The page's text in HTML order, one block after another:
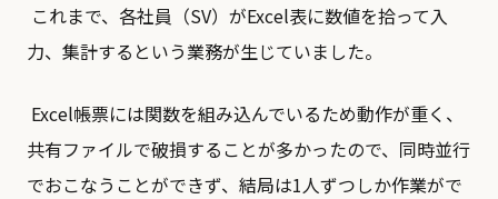
これまで、各社員（SV）がExcel表に数値を拾って入
力、集計するという業務が生じていました。
Excel帳票には関数を組み込んでいるため動作が重く、
共有ファイルで破損することが多かったので、同時並行
でおこなうことができず、結局は1人ずつしか作業がで